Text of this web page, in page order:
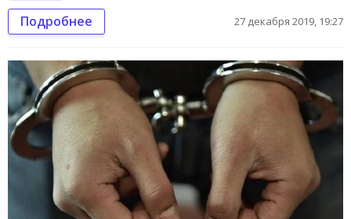
Подробнее 27 декабря 2019, 19:27